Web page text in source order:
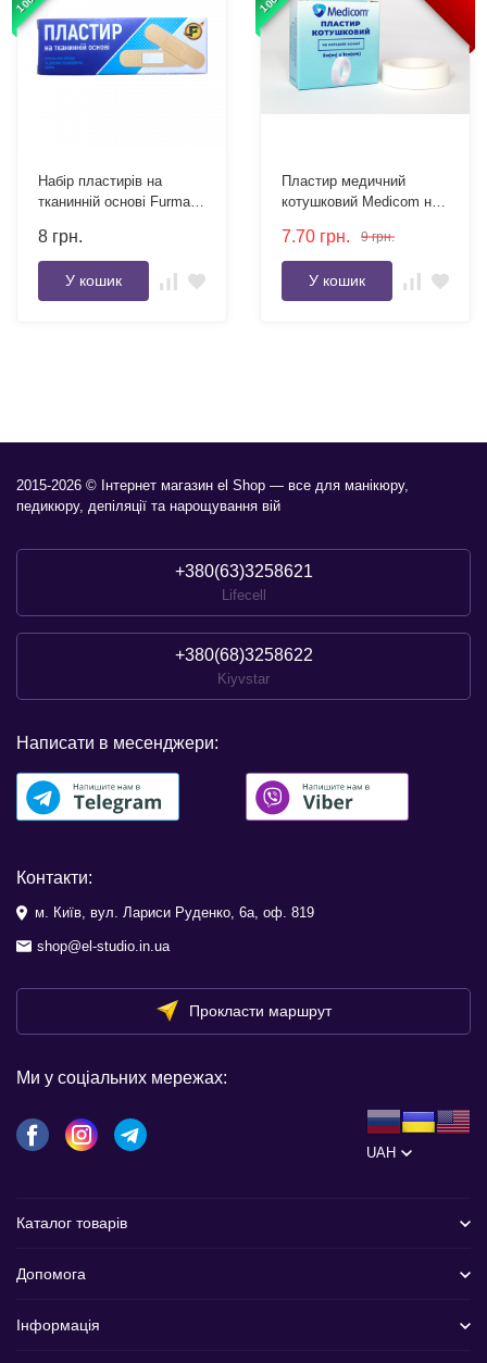
Набір пластирів на
тканинній основі Furman
8 грн.
У кошик
Пластир медичний
котушковий Medicom на
7.70 грн. 9 грн.
У кошик
2015-2026 © Інтернет магазин el Shop — все для манікюру,
педикюру, депіляції та нарощування вій
+380(63)3258621
Lifecell
+380(68)3258622
Kiyvstar
Написати в месенджери:
Контакти:
м. Київ, вул. Лариси Руденко, 6а, оф. 819
shop@el-studio.in.ua
Прокласти маршрут
Ми у соціальних мережах:
UAH
Каталог товарів
Допомога
Інформація